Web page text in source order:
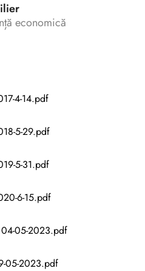
economică
4-14.pdf
5-29.pdf
5-31.pdf
6-15.pdf
04-05-2023.pdf
05-2023.pdf